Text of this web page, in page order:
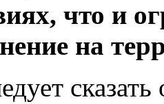
что и
на